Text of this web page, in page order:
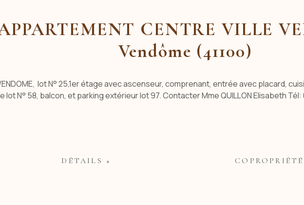
CENTRE VILLE
Vendôme (41100)
VENDOME, lot N° 25,1er étage avec ascenseur, comprenant, entrée avec placard,
lot N° 58, balcon, et parking extérieur lot 97. Contacter Mme QUILLON Elisabeth
DÉTAILS + COPROPRIÉTÉ